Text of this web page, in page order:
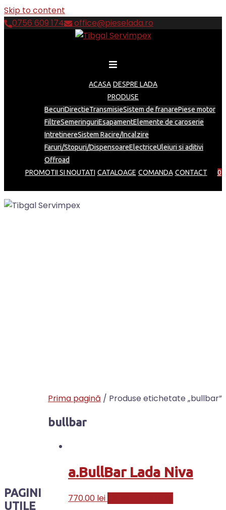
Skip to content
0756 609 174
office@pieselada.ro
ACASA DESPRE LADA
PRODUSE
BecuriDirectieTransmisieSistem de franarePiese motor
FiltreSemeringuriEsapamentElemente de caroserie
IntretinereSistem Racire/Incalzire
Faruri/Stopuri/DispensoareElectriceUleiuri si aditivi
Offroad
PROMOTII SI NOUTATI CATALOAGE COMANDA CONTACT 0
Prima pagină / Produse etichetate „bullbar”
bullbar
a.BullBar Lada Niva
770.00 lei
PAGINI
UTILE